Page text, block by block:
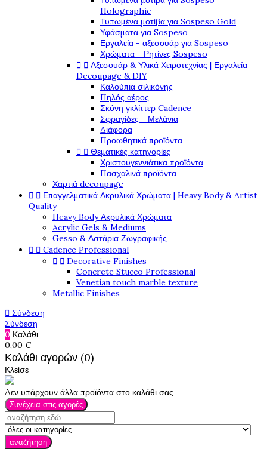
Holographic
Τυπωμένα μοτίβα για Sospeso Gold
Υφάσματα για Sospeso
Εργαλεία - αξεσουάρ για Sospeso
Χρώματα - Ρητίνες Sospeso
  Αξεσουάρ & Υλικά Χειροτεχνίας | Εργαλεία
Decoupage & DIY
Καλούπια σιλικόνης
Πηλός αέρος
Σκόνη γκλίττερ Cadence
Σφραγίδες - Μελάνια
Διάφορα
Προωθητικά προϊόντα
  Θεματικές κατηγορίες
Χριστουγεννιάτικα προϊόντα
Πασχαλινά προϊόντα
Χαρτιά decoupage
  Επαγγελματικά Ακρυλικά Χρώματα | Heavy Body & Artist
Quality
Heavy Body Ακρυλικά Χρώματα
Acrylic Gels & Mediums
Gesso & Αστάρια Ζωγραφικής
  Cadence Professional
  Decorative Finishes
Concrete Stucco Professional
Venetian touch marble texture
Metallic Finishes
 Σύνδεση
Σύνδεση
0 Καλάθι
0,00 €
Καλάθι αγορών (0)
Κλείσε
Δεν υπάρχουν άλλα προϊόντα στο καλάθι σας
Συνέχεια στις αγορές
αναζήτηση